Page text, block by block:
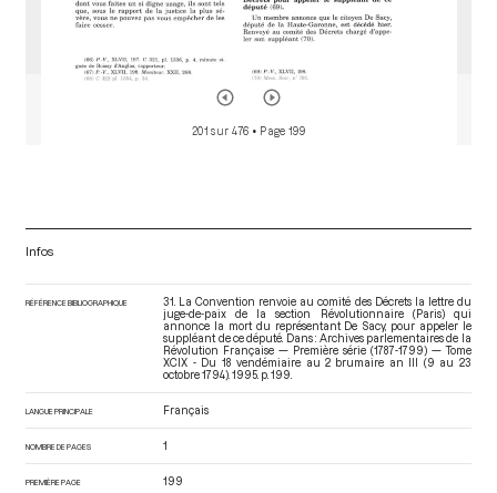
201 sur 476 • Page 199
Infos
RÉFÉRENCE BIBLIOGRAPHIQUE
31. La Convention renvoie au comité des Décrets la lettre du
juge-de-paix de la section Révolutionnaire (Paris) qui
annonce la mort du représentant De Sacy, pour appeler le
suppléant de ce député. Dans : Archives parlementaires de la
Révolution Française — Première série (1787-1799) — Tome
XCIX - Du 18 vendémiaire au 2 brumaire an III (9 au 23
octobre 1794) . 1995. p. 199.
LANGUE PRINCIPALE Français
NOMBRE DE PAGES 1
PREMIÈRE PAGE 199